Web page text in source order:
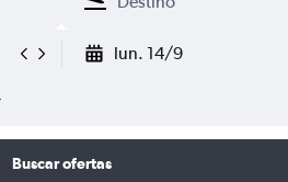
lun. 14/9
Buscar ofertas